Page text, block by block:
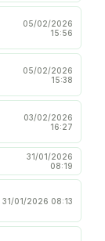
05/02/2026
15:56
05/02/2026
15:38
03/02/2026
16:27
31/01/2026
08:19
31/01/2026 08:13